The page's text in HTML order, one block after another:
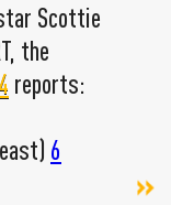
Scottie
the
reports:
6